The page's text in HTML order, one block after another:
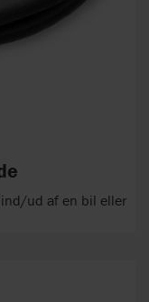
ud af en bil eller